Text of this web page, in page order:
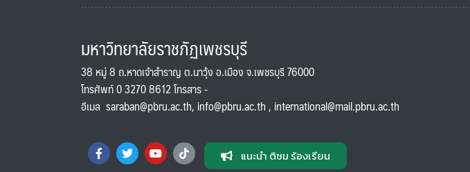
มหาวิทยาลัยราชภัฏเพชรบุรี
38 หมู่ 8 ถ.หาดเจ้าสำราญ ต.นาวุ้ง อ.เมือง จ.เพชรบุรี 76000
โทรศัพท์ 0 3270 8612 โทรสาร -
อีเมล saraban@pbru.ac.th, info@pbru.ac.th, international@mail.pbru.ac.th
แนะนำ ติชม ร้องเรียน